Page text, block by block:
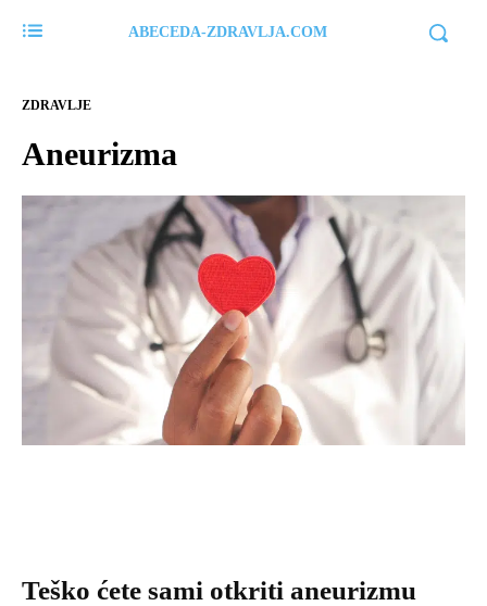
ABECEDA-ZDRAVLJA.COM
ZDRAVLJE
Aneurizma
Teško ćete sami otkriti aneurizmu